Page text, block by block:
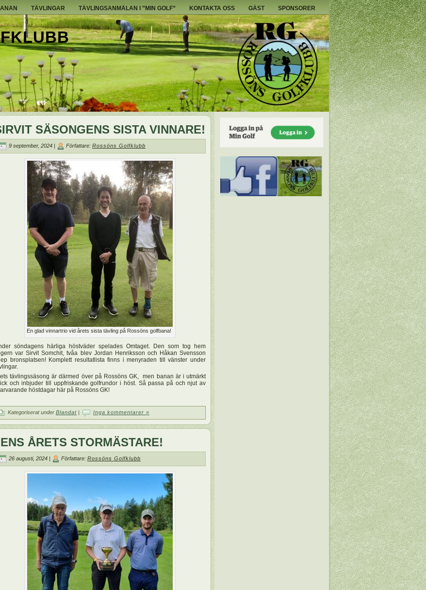
TÄVLINGAR TÄVLINGSANMÄLAN I ”MIN GOLF” KONTAKTA OSS GÄST SPONSORER
SÄSONGENS SISTA VINNARE!
9 september, 2024 | Författare: Rossöns Golfklubb
En glad vinnartrio vid årets sista tävling på Rossöns golfbana!
söndagens härliga höstväder spelades Omtaget. Den som tog hem
var Sirvit Somchit, tvåa blev Jordan Henriksson och Håkan Svensson
bronsplatsen! Komplett resultatlista finns i menyraden till vänster under
tävlingssäsong är därmed över på Rossöns GK, men banan är i utmärkt
och inbjuder till uppfriskande golfrundor i höst. Så passa på och njut av
höstdagar här på Rossöns GK!
Kategoriserat under Blandat | Inga kommentarer »
ÅRETS STORMÄSTARE!
26 augusti, 2024 | Författare: Rossöns Golfklubb